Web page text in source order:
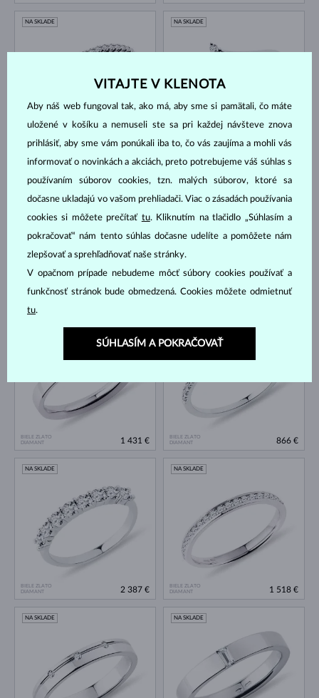
BIELE ZLATO
DIAMANT
NA SKLADE
1 170 €
BIELE ZLATO
DIAMANT & DIAMANT
NA SKLADE
866 €
BIELE ZLATO
DIAMANT
1 257 €
BIELE ZLATO
DIAMANT
1 431 €
BIELE ZLATO
DIAMANT
1 431 €
BIELE ZLATO
DIAMANT
866 €
BIELE ZLATO
DIAMANT
NA SKLADE
2 387 €
BIELE ZLATO
DIAMANT
NA SKLADE
1 518 €
NA SKLADE NA SKLADE
VITAJTE V KLENOTA
Aby náš web fungoval tak, ako má, aby sme si pamätali, čo máte
uložené v košíku a nemuseli ste sa pri každej návšteve znova
prihlásiť, aby sme vám ponúkali iba to, čo vás zaujíma a mohli vás
informovať o novinkách a akciách, preto potrebujeme váš súhlas s
používaním súborov cookies, tzn. malých súborov, ktoré sa
dočasne ukladajú vo vašom prehliadači. Viac o zásadách používania
cookies si môžete prečítať tu. Kliknutím na tlačidlo „Súhlasím a
pokračovať“ nám tento súhlas dočasne udelíte a pomôžete nám
zlepšovať a sprehľadňovať naše stránky.
V opačnom prípade nebudeme môcť súbory cookies používať a
funkčnosť stránok bude obmedzená. Cookies môžete odmietnuť
tu.
SÚHLASÍM A POKRAČOVAŤ